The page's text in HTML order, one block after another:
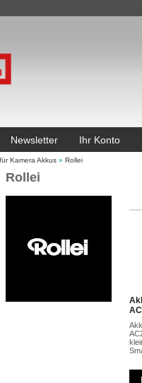
Newsletter Ihr Konto
Kamera Akkus » Rollei
Rollei